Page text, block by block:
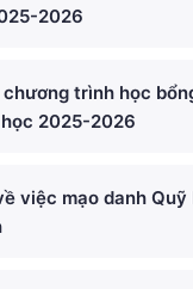
2026
chương trình học
học 2025-2026
việc mạo danh Quỹ